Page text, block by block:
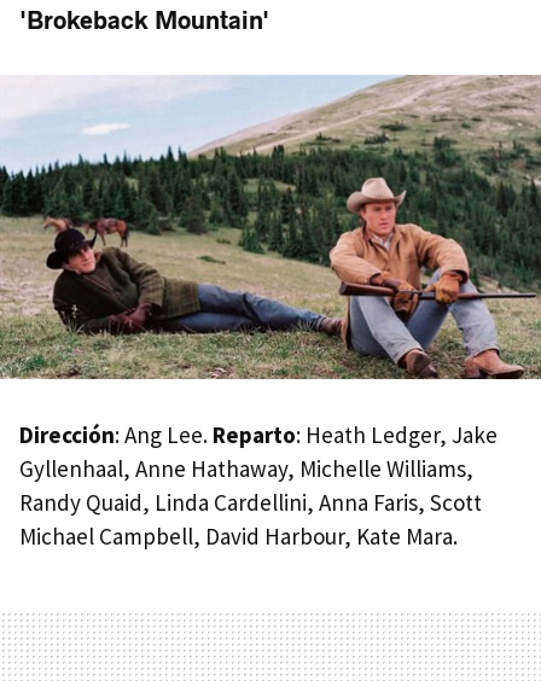
'Brokeback Mountain'
Dirección: Ang Lee. Reparto: Heath Ledger, Jake
Gyllenhaal, Anne Hathaway, Michelle Williams,
Randy Quaid, Linda Cardellini, Anna Faris, Scott
Michael Campbell, David Harbour, Kate Mara.